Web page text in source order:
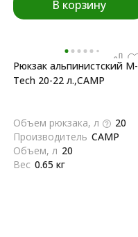
В корзину
Рюкзак альпинистский M-
Tech 20-22 л.,CAMP
Объем рюкзака, л
20
Производитель CAMP
Объем, л 20
Вес 0.65 кг